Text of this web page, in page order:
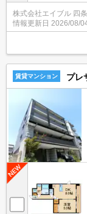
り収納がうれし
クスあり。TVイ
株式会社エイブル 四
情報更新日 2026/08/
賃貸マンション プレ